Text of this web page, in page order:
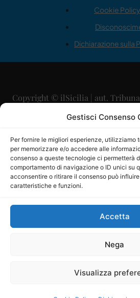
Gestisci Consenso
Per fornire le migliori esperienze, utilizziamo
per memorizzare e/o accedere alle
consenso a queste tecnologie ci permetterà
comportamento di navigazione o ID unici su
acconsentire o ritirare il consenso può
caratteristiche e funzioni.
Accetta
Nega
Visualizza
Cookie
Dichiarazione sulla
Copyright © ilSicilia | aut.
29/09/2015
Direttore Editoriale:
Direttore Responsabile:
P.IVA:
Mercurio Comunicazione
iscritta al Registro degli
Sito gestito daLa Digitale srl–